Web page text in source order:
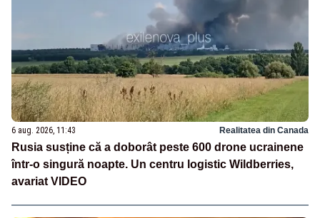
6 aug. 2026, 11:43 Realitatea din Canada
Rusia susține că a doborât peste 600 drone ucrainene
într-o singură noapte. Un centru logistic Wildberries,
avariat VIDEO